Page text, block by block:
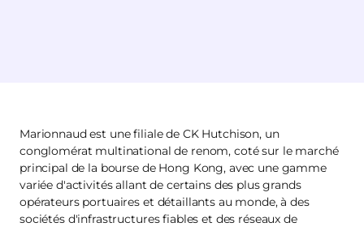
Marionnaud est une filiale de CK Hutchison, un
conglomérat multinational de renom, coté sur le marché
principal de la bourse de Hong Kong, avec une gamme
variée d'activités allant de certains des plus grands
opérateurs portuaires et détaillants au monde, à des
sociétés d'infrastructures fiables et des réseaux de